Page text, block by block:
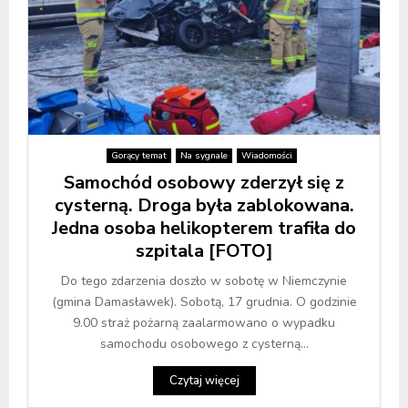
Gorący temat Na sygnale Wiadomości
Samochód osobowy zderzył się z
cysterną. Droga była zablokowana.
Jedna osoba helikopterem trafiła do
szpitala [FOTO]
Do tego zdarzenia doszło w sobotę w Niemczynie
(gmina Damasławek). Sobotą, 17 grudnia. O godzinie
9.00 straż pożarną zaalarmowano o wypadku
samochodu osobowego z cysterną...
Czytaj więcej